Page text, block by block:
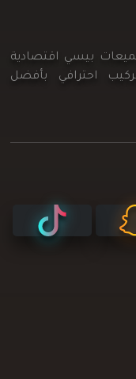
بيسي اقتصادية
احترافي بأفضل